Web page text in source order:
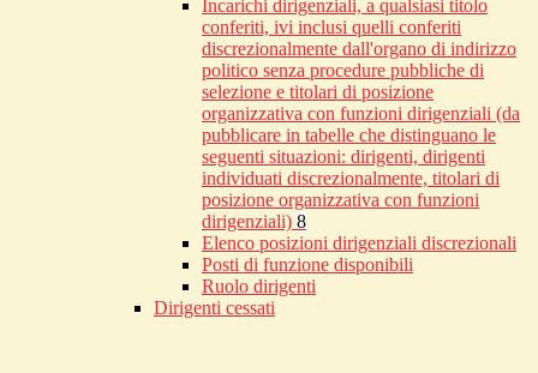
Incarichi dirigenziali, a qualsiasi titolo
conferiti, ivi inclusi quelli conferiti
discrezionalmente dall'organo di indirizzo
politico senza procedure pubbliche di
selezione e titolari di posizione
organizzativa con funzioni dirigenziali (da
pubblicare in tabelle che distinguano le
seguenti situazioni: dirigenti, dirigenti
individuati discrezionalmente, titolari di
posizione organizzativa con funzioni
dirigenziali) 8
Elenco posizioni dirigenziali discrezionali
Posti di funzione disponibili
Ruolo dirigenti
Dirigenti cessati